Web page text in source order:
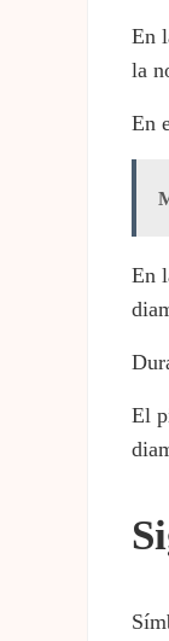
En
la
En
En
El